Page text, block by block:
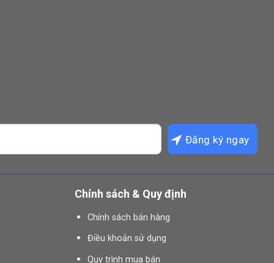
Chính sách & Quy định
Chính sách bán hàng
Điều khoản sử dụng
Quy trình mua bán